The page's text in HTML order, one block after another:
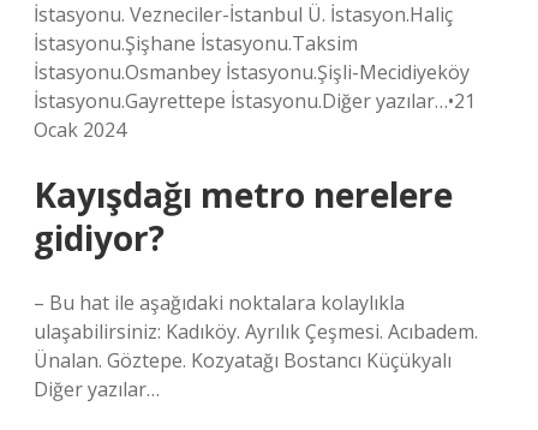
İstasyonu. Vezneciler-İstanbul Ü. İstasyon.Haliç
İstasyonu.Şişhane İstasyonu.Taksim
İstasyonu.Osmanbey İstasyonu.Şişli-Mecidiyeköy
İstasyonu.Gayrettepe İstasyonu.Diğer yazılar…•21
Ocak 2024
Kayışdağı metro nerelere
gidiyor?
– Bu hat ile aşağıdaki noktalara kolaylıkla
ulaşabilirsiniz: Kadıköy. Ayrılık Çeşmesi. Acıbadem.
Ünalan. Göztepe. Kozyatağı Bostancı Küçükyalı
Diğer yazılar…